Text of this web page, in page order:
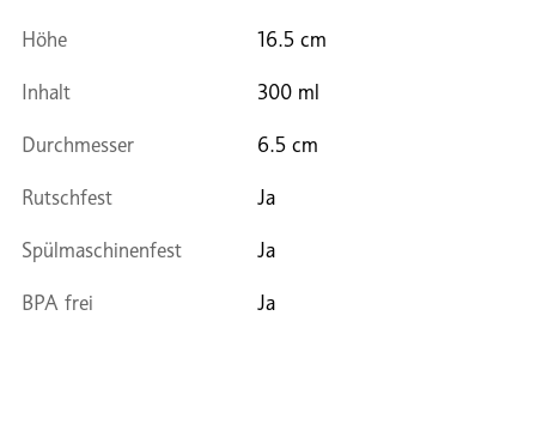
Höhe 16.5 cm
Inhalt 300 ml
Durchmesser 6.5 cm
Rutschfest Ja
Spülmaschinenfest Ja
BPA frei Ja